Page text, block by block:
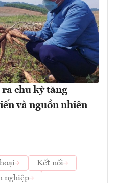
ra chu kỳ tăng
và nguồn nhiên
Kết nối
nghiệp